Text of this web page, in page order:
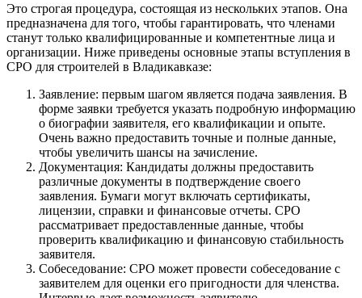
Это строгая процедура, состоящая из нескольких этапов. Она
предназначена для того, чтобы гарантировать, что членами
станут только квалифицированные и компетентные лица и
организации. Ниже приведены основные этапы вступления в
СРО для строителей в Владикавказе:
Заявление: первым шагом является подача заявления. В
форме заявки требуется указать подробную информацию
о биографии заявителя, его квалификации и опыте.
Очень важно предоставить точные и полные данные,
чтобы увеличить шансы на зачисление.
Документация: Кандидаты должны предоставить
различные документы в подтверждение своего
заявления. Бумаги могут включать сертификаты,
лицензии, справки и финансовые отчеты. СРО
рассматривает предоставленные данные, чтобы
проверить квалификацию и финансовую стабильность
заявителя.
Собеседование: СРО может провести собеседование с
заявителем для оценки его пригодности для членства.